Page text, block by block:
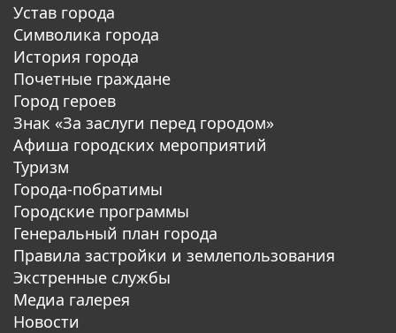
Устав города
Символика города
История города
Почетные граждане
Город героев
Знак «За заслуги перед городом»
Афиша городских мероприятий
Туризм
Города-побратимы
Городские программы
Генеральный план города
Правила застройки и землепользования
Экстренные службы
Медиа галерея
Новости